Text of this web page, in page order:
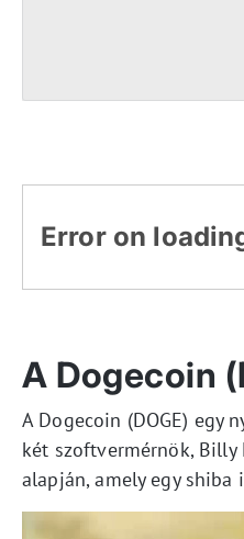
A Dogecoin
A Dogecoin (DOGE) egy
két szoftvermérnök, Billy
alapján, amely egy shiba